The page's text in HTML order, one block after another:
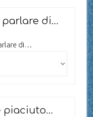
parlare di…
di…
piaciuto…